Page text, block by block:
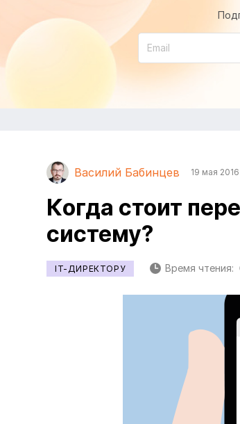
Василий Бабинцев 19 мая 2016
Когда стоит
систему?
IT-ДИРЕКТОРУ Время чтения: